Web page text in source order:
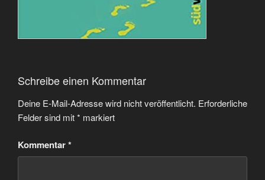
Schreibe einen Kommentar
Deine E-Mail-Adresse wird nicht veröffentlicht. Erforderliche
Felder sind mit* markiert
Kommentar*